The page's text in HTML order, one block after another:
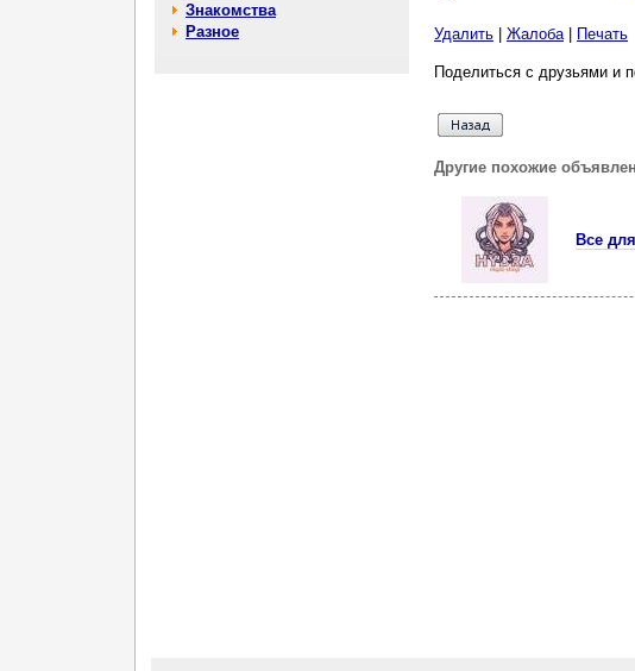
Знакомства
Разное
Удалить Жалоба| Печать
Поделиться с друзьями и
Другие похожие
Все